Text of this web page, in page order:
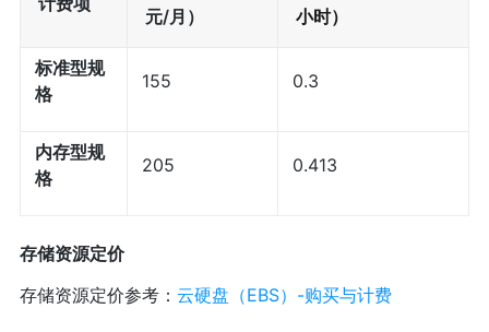
元/月）
小时）
标准型规
格
155 0.3
内存型规
格
205 0.413
存储资源定价
存储资源定价参考： 云硬盘（EBS）-购买与计费